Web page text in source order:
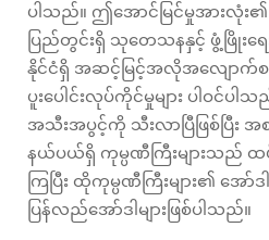
ပါသည်။ ဤအောင်မြင်မှုအားလုံ
ပြည်တွင်းရှိ သုတေသနနှင့် ဖွံ့ဖြိုးရေ
နိုင်ငံရှိ အဆင့်မြင့်အလိုအလျောက်စန
ပူးပေါင်းလုပ်ကိုင်မှုများ ပါဝင်ပါ
အသီးအပွင့်ကို သီးလာပြီဖြစ်ပြီး
နယ်ပယ်ရှိ ကုမ္ပဏီကြီးများသည် ထ
ကြပြီး ထိုကုမ္ပဏီကြီးများ၏ အော်ဒ
ပြန်လည်အော်ဒါများဖြစ်ပါသည်။